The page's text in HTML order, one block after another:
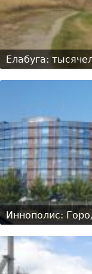
Елабуга:
Иннополис: